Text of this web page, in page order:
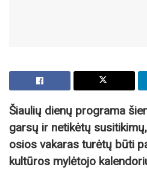
Šiaulių dienų programa
garsų ir netikėtų
osios vakaras turėtų būti
kultūros mylėtojo